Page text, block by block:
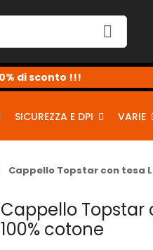
SICUREZZA E DPI VARIE
Cappello Topstar con tesa
Cappello Topstar
100% cotone